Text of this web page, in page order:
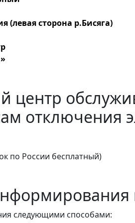
(левая сторона р.Бисяга)
центр
отключения
по России бесплатный)
следующими способами: